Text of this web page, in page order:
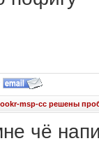
msp-cc решены
чё